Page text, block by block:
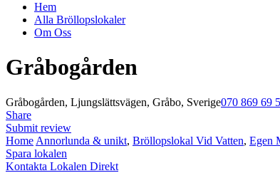
Hem
Alla Bröllopslokaler
Om Oss
Gråbogården
Gråbogården, Ljungslättsvägen, Gråbo, Sverige070 869 69
Share
Submit review
Home Annorlunda & unikt, Bröllopslokal Vid Vatten, Egen
Spara lokalen
Kontakta Lokalen Direkt